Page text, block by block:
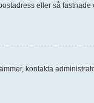
eller så
kontakta